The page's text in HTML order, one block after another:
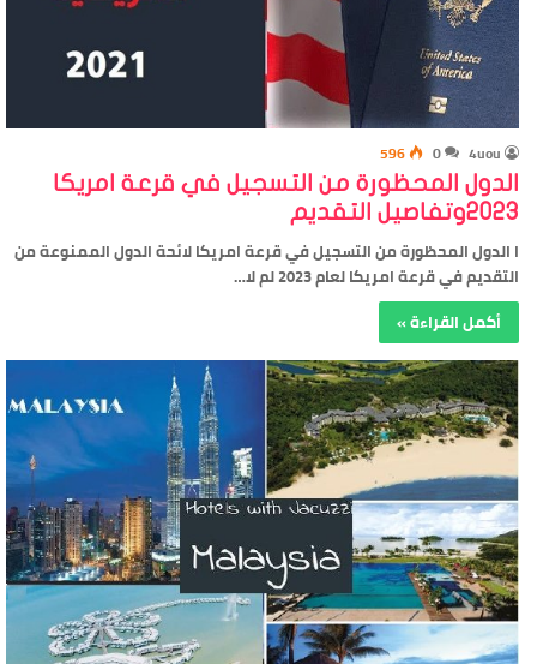
4uou
0
596
الدول المحظورة من التسجيل في قرعة امريكا
2023وتفاصيل التقديم
ا الدول المحظورة من التسجيل في قرعة امريكا لائحة الدول الممنوعة من
التقديم في قرعة امريكا لعام 2023 لم لا…
أكمل القراءة »